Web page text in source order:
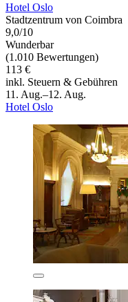
Hotel Oslo
Stadtzentrum von Coimbra
9,0/10
Wunderbar
(1.010 Bewertungen)
113 €
inkl. Steuern & Gebühren
11. Aug.–12. Aug.
Hotel Oslo